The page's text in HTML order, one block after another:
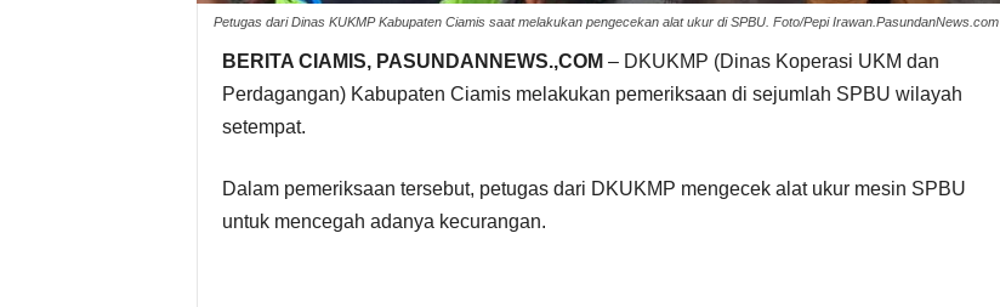
Petugas dari Dinas KUKMP Kabupaten Ciamis saat melakukan pengecekan alat ukur di SPBU. Foto/Pepi Irawan.PasundanNews.com
BERITA CIAMIS, PASUNDANNEWS.,COM – DKUKMP (Dinas Koperasi UKM dan
Perdagangan) Kabupaten Ciamis melakukan pemeriksaan di sejumlah SPBU wilayah
setempat.
Dalam pemeriksaan tersebut, petugas dari DKUKMP mengecek alat ukur mesin SPBU
untuk mencegah adanya kecurangan.